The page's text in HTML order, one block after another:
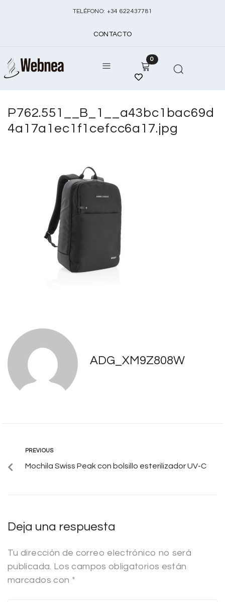
TELÉFONO: +34 622437781
CONTACTO
0
P762.551__B_1__a43bc1bac69d
4a17a1ec1f1cefcc6a17.jpg
ADG_XM9Z808W
PREVIOUS
Mochila Swiss Peak con bolsillo esterilizador UV-C
Deja una respuesta
Tu dirección de correo electrónico no será
publicada. Los campos obligatorios están
marcados con *